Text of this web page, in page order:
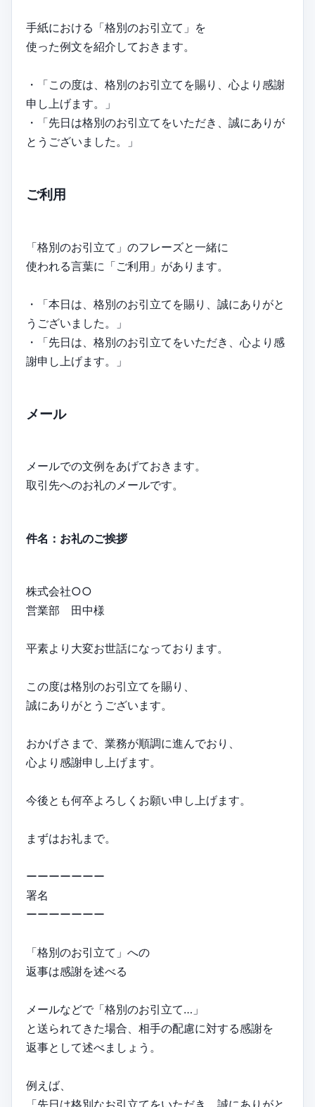
手紙における「格別のお引立て」を
使った例文を紹介しておきます。
・「この度は、格別のお引立てを賜り、心より感謝
申し上げます。」
・「先日は格別のお引立てをいただき、誠にありが
とうございました。」
ご利用
「格別のお引立て」のフレーズと一緒に
使われる言葉に「ご利用」があります。
・「本日は、格別のお引立てを賜り、誠にありがと
うございました。」
・「先日は、格別のお引立てをいただき、心より感
謝申し上げます。」
メール
メールでの文例をあげておきます。
取引先へのお礼のメールです。
件名：お礼のご挨拶
株式会社○○
営業部 田中様
平素より大変お世話になっております。
この度は格別のお引立てを賜り、
誠にありがとうございます。
おかげさまで、業務が順調に進んでおり、
心より感謝申し上げます。
今後とも何卒よろしくお願い申し上げます。
まずはお礼まで。
ーーーーーーー
署名
ーーーーーーー
「格別のお引立て」への
返事は感謝を述べる
メールなどで「格別のお引立て…」
と送られてきた場合、相手の配慮に対する感謝を
返事として述べましょう。
例えば、
「先日は格別なお引立てをいただき、誠にありがと